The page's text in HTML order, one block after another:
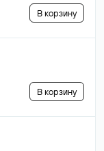
В корзину
В корзину